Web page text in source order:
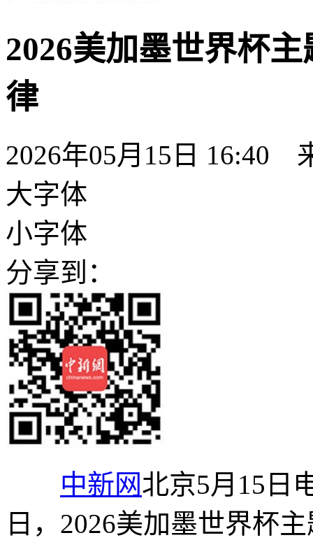
2026美加墨世界杯
律
2026年05月15日 16:40
大字体
小字体
分享到：
中新网北京5月15日
日，2026美加墨世界杯